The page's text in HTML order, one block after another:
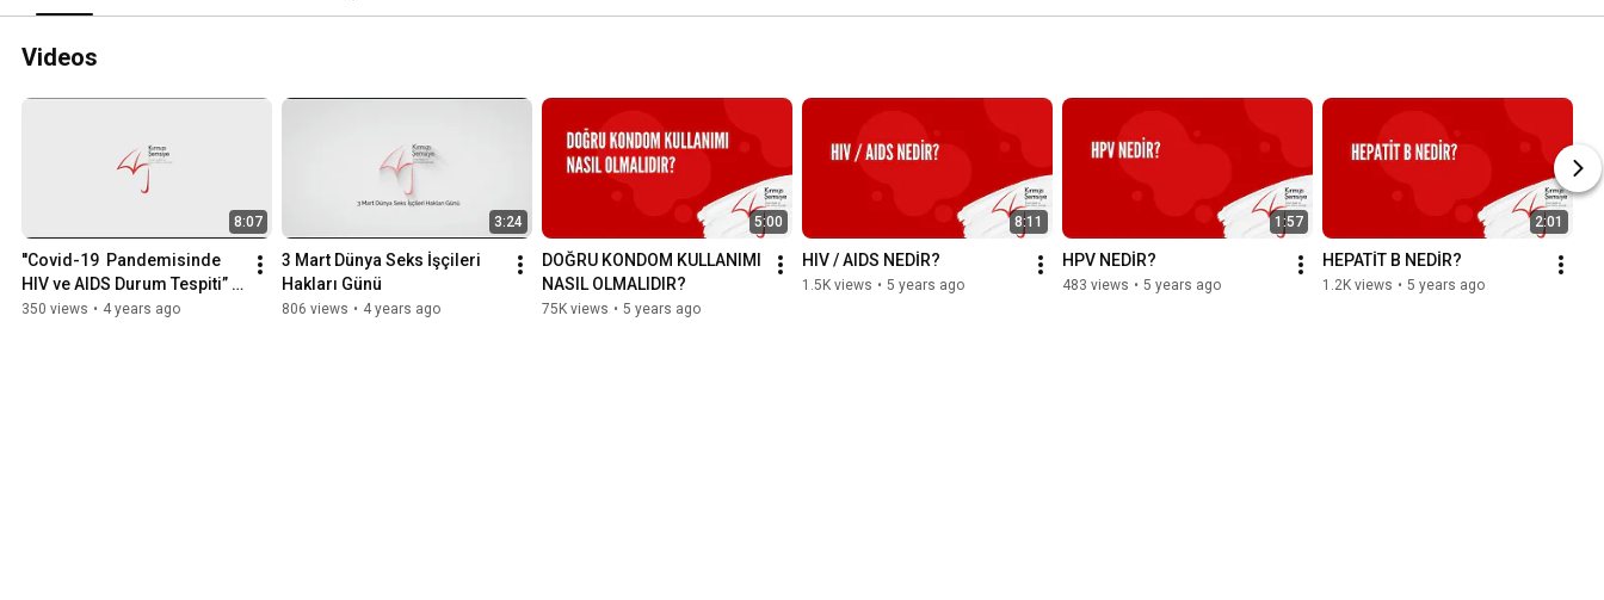
Videos
8:07
''Covid-19  Pandemisinde
HIV ve AIDS Durum Tespiti”
Anket Çalışması Sonuçları
350 views • 4 years ago
3:24
3 Mart Dünya Seks İşçileri
Hakları Günü
806 views • 4 years ago
5:00
DOĞRU KONDOM KULLANIMI
NASIL OLMALIDIR?
75K views • 5 years ago
8:11
HIV / AIDS NEDİR?
1.5K views • 5 years ago
1:57
HPV NEDİR?
483 views • 5 years ago
2:01
HEPATİT B NEDİR?
1.2K views • 5 years ago